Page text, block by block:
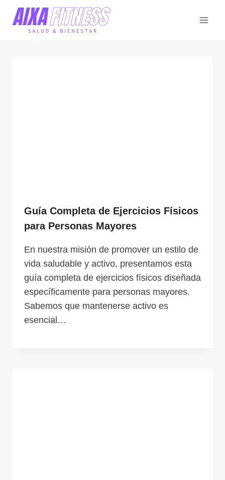
Saltar
contenido
Guía Completa de Ejercicios Físicos
para Personas Mayores
En nuestra misión de promover un estilo de
vida saludable y activo, presentamos esta
guía completa de ejercicios físicos diseñada
específicamente para personas mayores.
Sabemos que mantenerse activo es
esencial…